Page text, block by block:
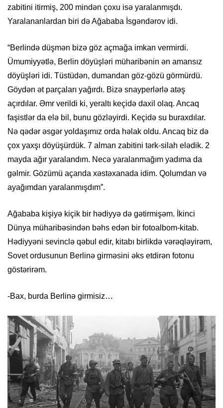
zabitini itirmiş, 200 mindən çoxu isə yaralanmışdı.
Yaralananlardan biri də Ağababa İsgəndərov idi.
“Berlində düşmən bizə göz açmağa imkan vermirdi.
Ümumiyyətlə, Berlin döyüşləri müharibənin ən amansız
döyüşləri idi. Tüstüdən, dumandan göz-gözü görmürdü.
Göydən ət parçaları yağırdı. Bizə snayperlərlə atəş
açırdılar. Əmr verildi ki, yeraltı keçidə daxil olaq. Ancaq
faşistlər da elə bil, bunu gözləyirdi. Keçidə su buraxdılar.
Nə qədər əsgər yoldaşımız orda həlak oldu. Ancaq biz də
çox yaxşı döyüşürdük. 7 alman zabitini tərk-silah elədik. 2
mayda ağır yaralandım. Necə yaralanmağım yadıma da
gəlmir. Gözümü açanda xəstəxanada idim. Qolumdan və
ayağımdan yaralanmışdım”.
Ağababa kişiyə kiçik bir hədiyyə də gətirmişəm. İkinci
Dünya müharibəsindən bəhs edən bir fotoalbom-kitab.
Hədiyyəni sevinclə qəbul edir, kitabı birlikdə vərəqləyirəm,
Sovet ordusunun Berlinə girməsini əks etdirən fotonu
göstərirəm.
-Bax, burda Berlinə girmisiz…